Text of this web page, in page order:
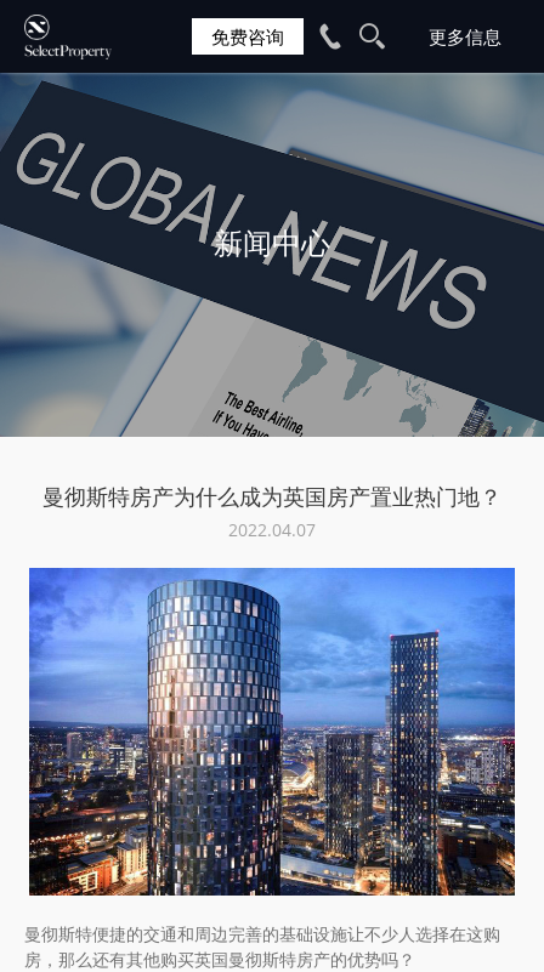
免费咨询
新闻中心
曼彻斯特房产为什么成为英国房产置业热门地？
2022.04.07
曼彻斯特便捷的交通和周边完善的基础设施让不少人选择在这购
房，那么还有其他购买英国曼彻斯特房产的优势吗？